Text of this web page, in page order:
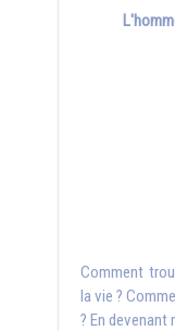
Comment
la vie ?
? En devenant